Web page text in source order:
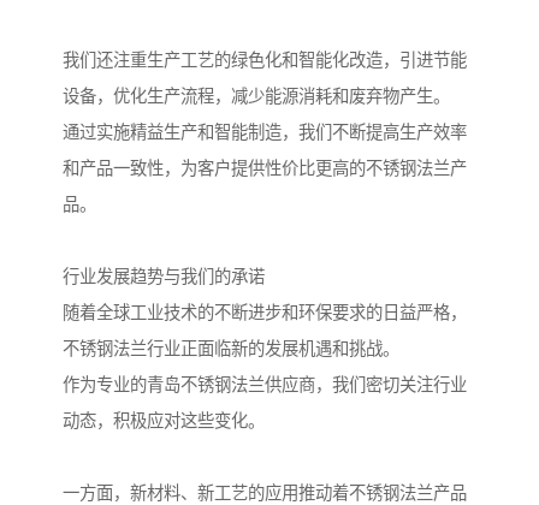
我们还注重生产工艺的绿色化和智能化改造，引进节能
设备，优化生产流程，减少能源消耗和废弃物产生。
通过实施精益生产和智能制造，我们不断提高生产效率
和产品一致性，为客户提供性价比更高的不锈钢法兰产
品。
行业发展趋势与我们的承诺
随着全球工业技术的不断进步和环保要求的日益严格，
不锈钢法兰行业正面临新的发展机遇和挑战。
作为专业的青岛不锈钢法兰供应商，我们密切关注行业
动态，积极应对这些变化。
一方面，新材料、新工艺的应用推动着不锈钢法兰产品